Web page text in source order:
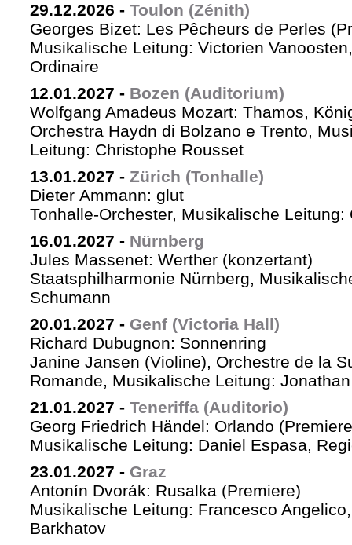
29.12.2026 - Toulon (Zénith)
Georges Bizet: Les Pêcheurs de Perles
Musikalische Leitung: Victorien
Ordinaire
12.01.2027 - Bozen (Auditorium)
Wolfgang Amadeus Mozart: Thamos,
Orchestra Haydn di Bolzano e Trento,
Leitung: Christophe Rousset
13.01.2027 - Zürich (Tonhalle)
Dieter Ammann: glut
Tonhalle-Orchester, Musikalische Leitung:
16.01.2027 - Nürnberg
Jules Massenet: Werther (konzertant)
Staatsphilharmonie Nürnberg,
Schumann
20.01.2027 - Genf (Victoria Hall)
Richard Dubugnon: Sonnenring
Janine Jansen (Violine), Orchestre de la
Romande, Musikalische Leitung:
21.01.2027 - Teneriffa (Auditorio)
Georg Friedrich Händel: Orlando
Musikalische Leitung: Daniel Espasa,
23.01.2027 - Graz
Antonín Dvorák: Rusalka (Premiere)
Musikalische Leitung: Francesco
Barkhatov